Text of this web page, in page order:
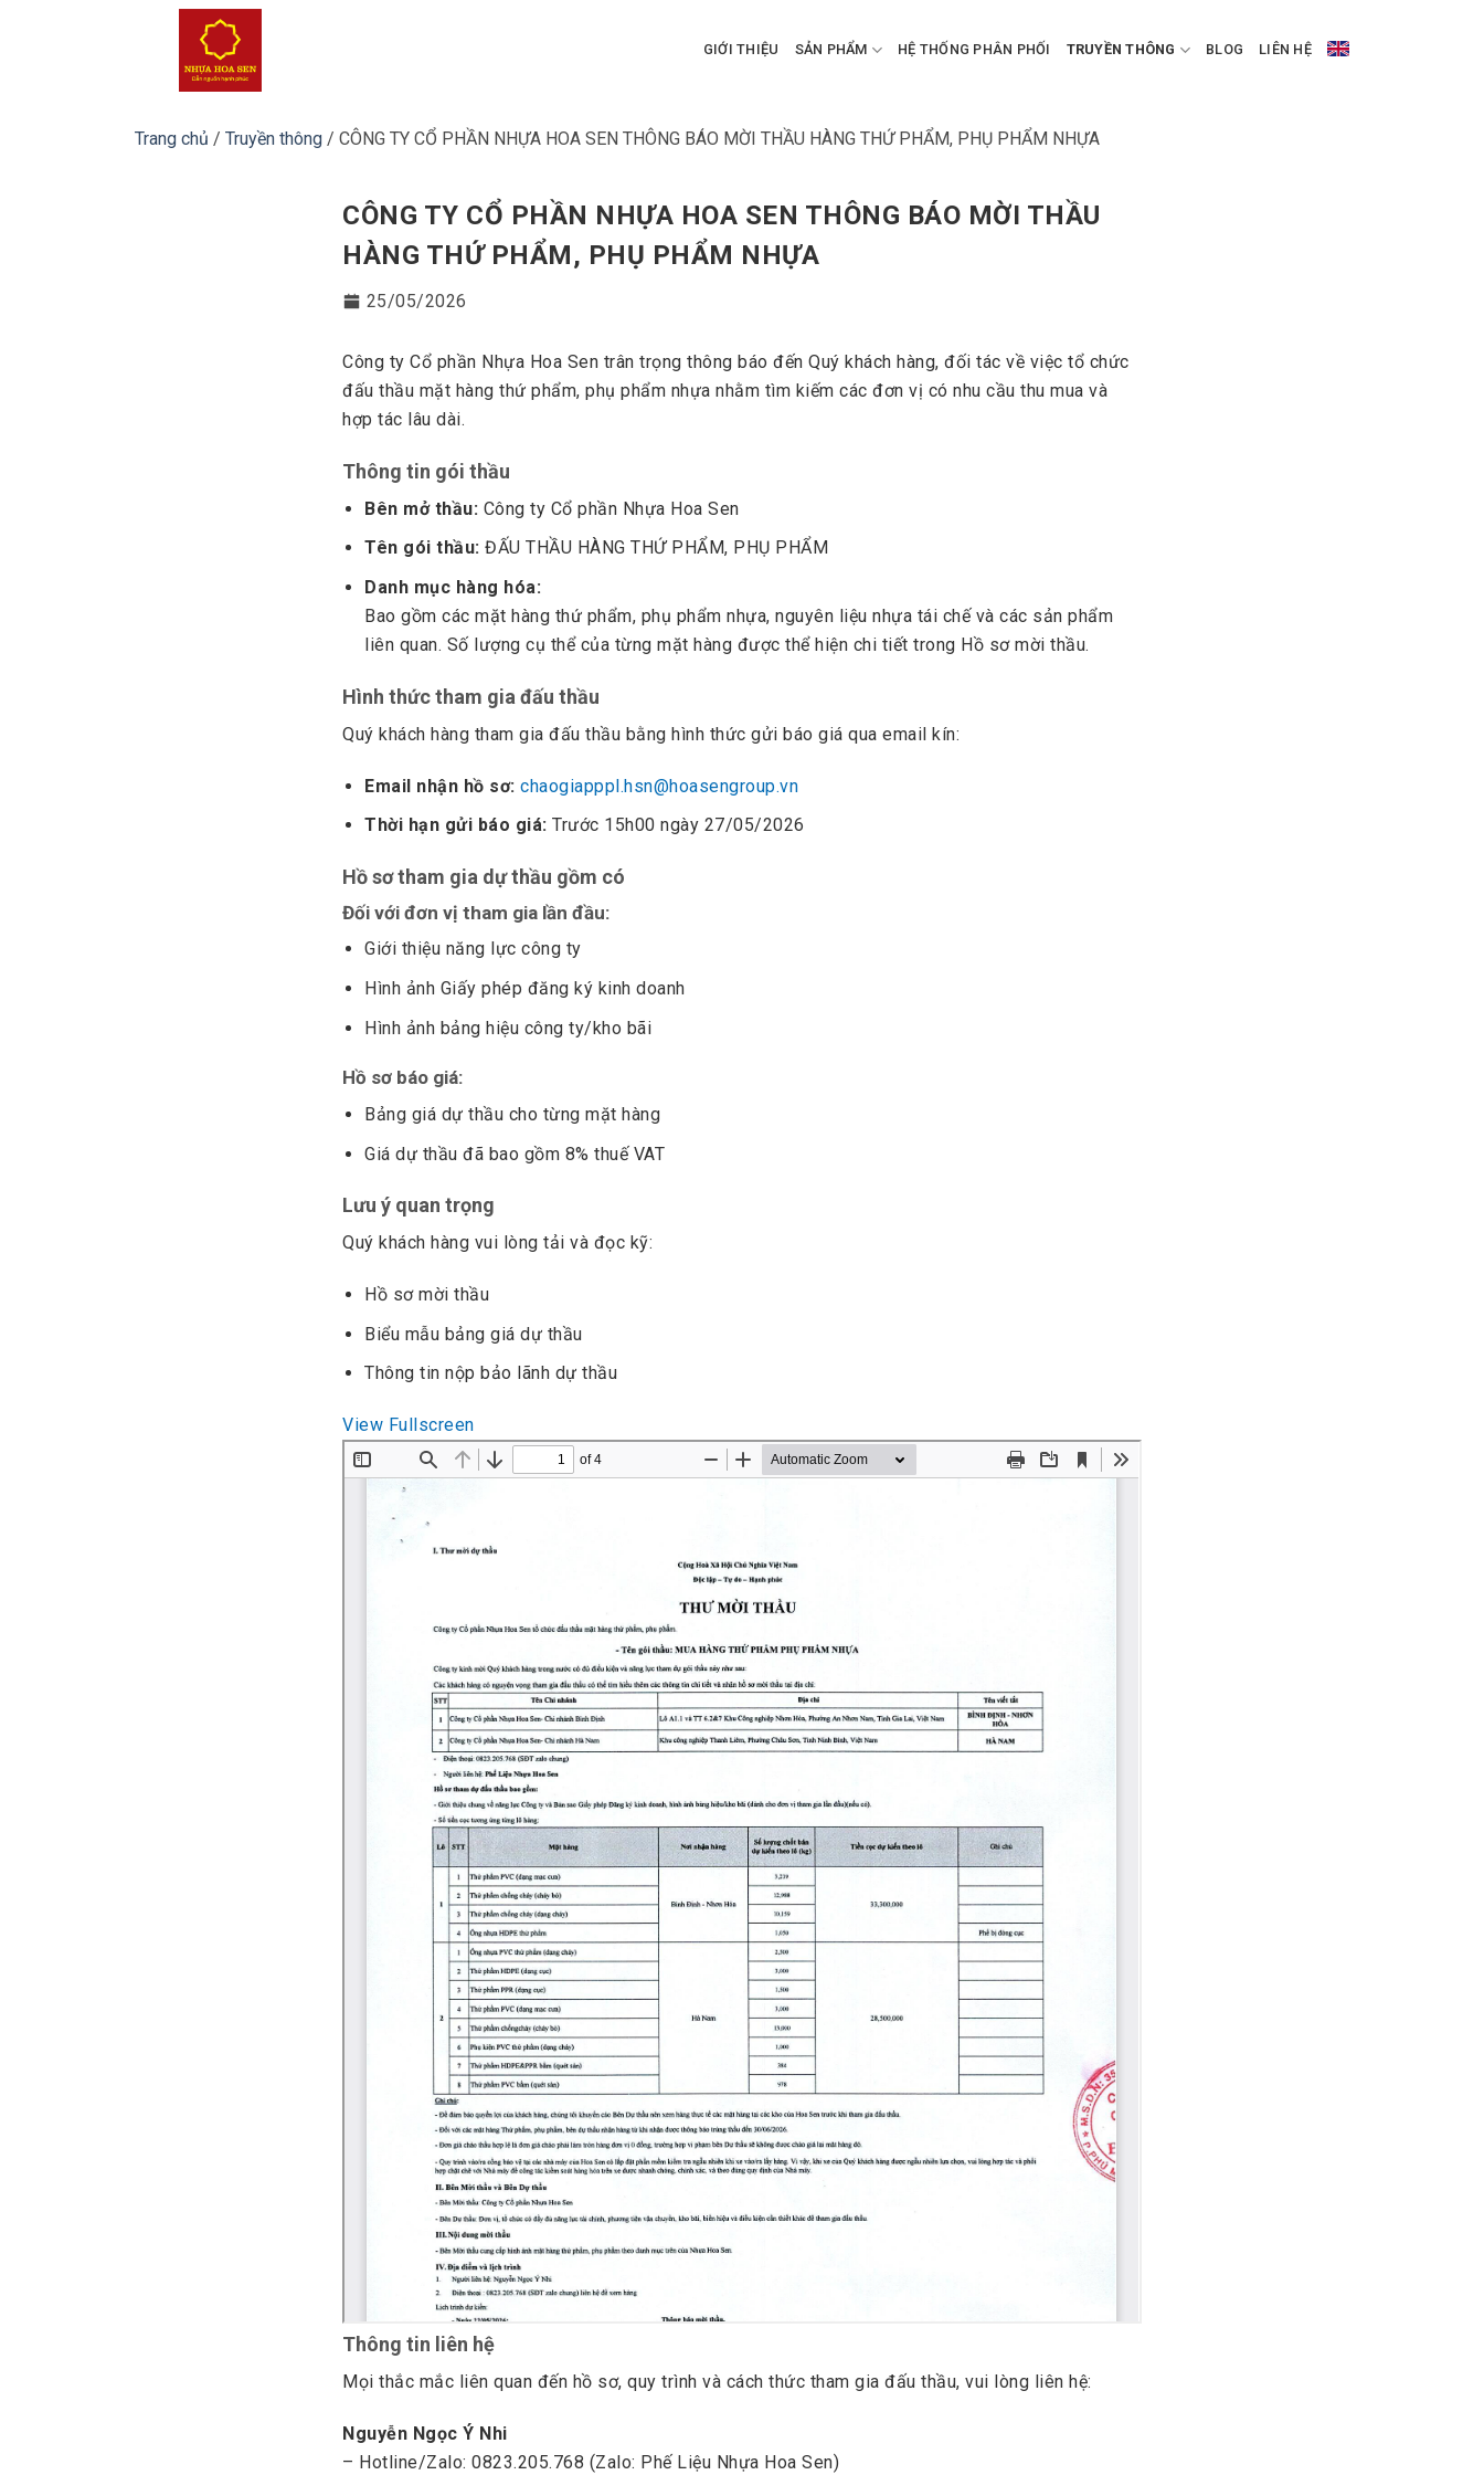
GIỚI THIỆU SẢN PHẨM HỆ THỐNG PHÂN PHỐI TRUYỀN THÔNG BLOG LIÊN HỆ
Trang chủ / Truyền thông / CÔNG TY CỔ PHẦN NHỰA HOA SEN THÔNG BÁO MỜI THẦU HÀNG THỨ PHẨM, PHỤ PHẨM NHỰA
CÔNG TY CỔ PHẦN NHỰA HOA SEN THÔNG BÁO MỜI THẦU
HÀNG THỨ PHẨM, PHỤ PHẨM NHỰA
25/05/2026
Công ty Cổ phần Nhựa Hoa Sen trân trọng thông báo đến Quý khách hàng, đối tác về việc tổ chức
đấu thầu mặt hàng thứ phẩm, phụ phẩm nhựa nhằm tìm kiếm các đơn vị có nhu cầu thu mua và
hợp tác lâu dài.
Thông tin gói thầu
Bên mở thầu: Công ty Cổ phần Nhựa Hoa Sen
Tên gói thầu: ĐẤU THẦU HÀNG THỨ PHẨM, PHỤ PHẨM
Danh mục hàng hóa:
Bao gồm các mặt hàng thứ phẩm, phụ phẩm nhựa, nguyên liệu nhựa tái chế và các sản phẩm
liên quan. Số lượng cụ thể của từng mặt hàng được thể hiện chi tiết trong Hồ sơ mời thầu.
Hình thức tham gia đấu thầu
Quý khách hàng tham gia đấu thầu bằng hình thức gửi báo giá qua email kín:
Email nhận hồ sơ: chaogiapppl.hsn@hoasengroup.vn
Thời hạn gửi báo giá: Trước 15h00 ngày 27/05/2026
Hồ sơ tham gia dự thầu gồm có
Đối với đơn vị tham gia lần đầu:
Giới thiệu năng lực công ty
Hình ảnh Giấy phép đăng ký kinh doanh
Hình ảnh bảng hiệu công ty/kho bãi
Hồ sơ báo giá:
Bảng giá dự thầu cho từng mặt hàng
Giá dự thầu đã bao gồm 8% thuế VAT
Lưu ý quan trọng
Quý khách hàng vui lòng tải và đọc kỹ:
Hồ sơ mời thầu
Biểu mẫu bảng giá dự thầu
Thông tin nộp bảo lãnh dự thầu
View Fullscreen
Thông tin liên hệ
Mọi thắc mắc liên quan đến hồ sơ, quy trình và cách thức tham gia đấu thầu, vui lòng liên hệ:
Nguyễn Ngọc Ý Nhi
– Hotline/Zalo: 0823.205.768 (Zalo: Phế Liệu Nhựa Hoa Sen)